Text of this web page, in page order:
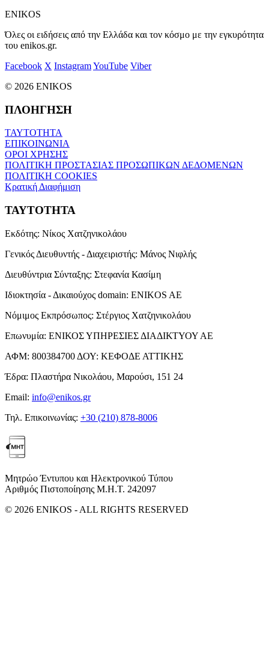
ENIKOS
Όλες οι ειδήσεις από την Ελλάδα και τον κόσμο με την εγκυρότητα
του enikos.gr.
Facebook X InstagramYouTube Viber
© 2026 ENIKOS
ΠΛΟΗΓΗΣΗ
ΤΑΥΤΟΤΗΤΑ
ΕΠΙΚΟΙΝΩΝΙΑ
ΟΡΟΙ ΧΡΗΣΗΣ
ΠΟΛΙΤΙΚΗ ΠΡΟΣΤΑΣΙΑΣ ΠΡΟΣΩΠΙΚΩΝ ΔΕΔΟΜΕΝΩΝ
ΠΟΛΙΤΙΚΗ COOKIES
Κρατική Διαφήμιση
ΤΑΥΤΟΤΗΤΑ
Εκδότης: Νίκος Χατζηνικολάου
Γενικός Διευθυντής - Διαχειριστής: Μάνος Νιφλής
Διευθύντρια Σύνταξης: Στεφανία Κασίμη
Ιδιοκτησία - Δικαιούχος domain: ENIKOS AE
Νόμιμος Εκπρόσωπος: Στέργιος Χατζηνικολάου
Επωνυμία: ΕΝΙΚΟΣ ΥΠΗΡΕΣΙΕΣ ΔΙΑΔΙΚΤΥΟΥ ΑΕ
ΑΦΜ: 800384700 ΔΟΥ: ΚΕΦΟΔΕ ΑΤΤΙΚΗΣ
Έδρα: Πλαστήρα Νικολάου, Μαρούσι, 151 24
Email: info@enikos.gr
Τηλ. Επικοινωνίας: +30 (210) 878-8006
Μητρώο Έντυπου και Ηλεκτρονικού Τύπου
Αριθμός Πιστοποίησης Μ.Η.Τ. 242097
© 2026 ENIKOS - ALL RIGHTS RESERVED